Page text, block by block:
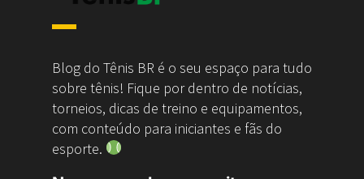
Blog do Tênis BR é o seu espaço para tudo
sobre tênis! Fique por dentro de notícias,
torneios, dicas de treino e equipamentos,
com conteúdo para iniciantes e fãs do
esporte.